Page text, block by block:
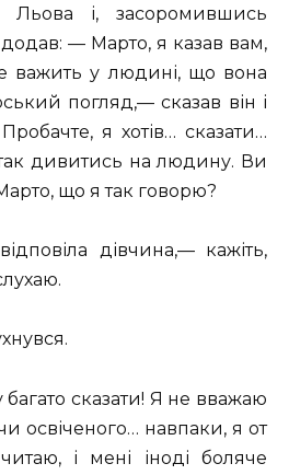
Льова і, засоромившись
— Марто, я казав вам,
важить у людині, що вона
погляд,— сказав він і
я хотів… сказати…
дивитись на людину. Ви
що я так говорю?
дівчина,— кажіть,
сказати! Я не вважаю
освіченого… навпаки, я от
і мені іноді боляче